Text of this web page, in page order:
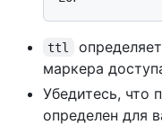
ttl
маркера
Убедитесь, что
определен для